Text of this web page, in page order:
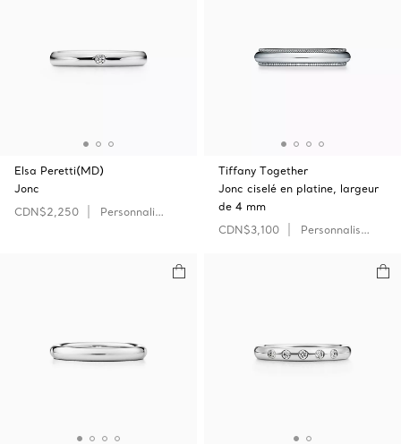
Elsa Peretti(MD)
Jonc
CDN$2,250
Personnaliser
Tiffany Together
Jonc ciselé en platine, largeur
de 4 mm
CDN$3,100
Personnaliser